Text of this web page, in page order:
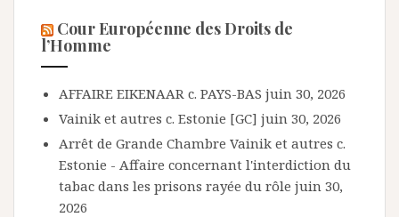
Cour Européenne des Droits de
l’Homme
AFFAIRE EIKENAAR c. PAYS-BAS juin 30, 2026
Vainik et autres c. Estonie [GC] juin 30, 2026
Arrêt de Grande Chambre Vainik et autres c.
Estonie - Affaire concernant l'interdiction du
tabac dans les prisons rayée du rôle juin 30,
2026